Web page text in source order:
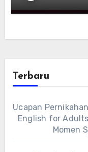
Terbaru
Ucapan
English for
Momen